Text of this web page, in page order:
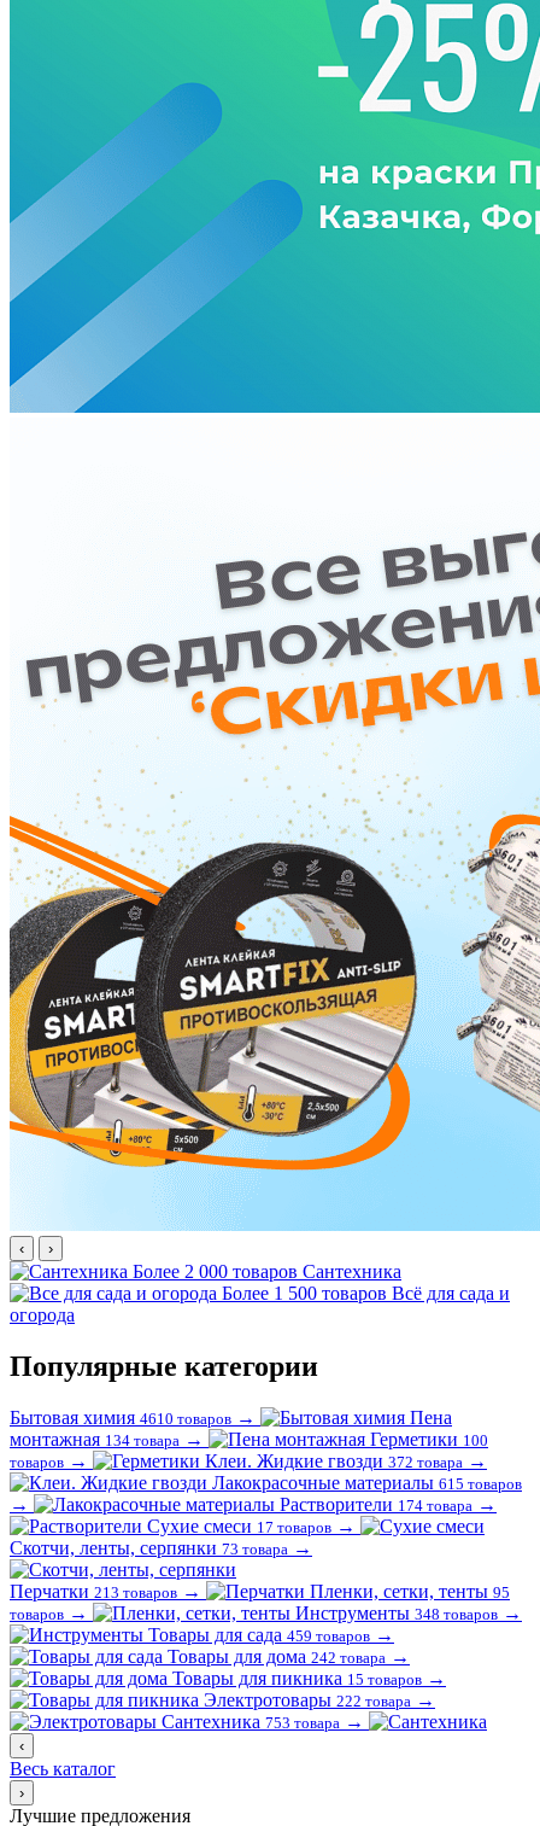
‹ ›
Более 2 000 товаров Сантехника
Более 1 500 товаров Всё для сада и
огорода
Популярные категории
Бытовая химия 4610 товаров →
Пена
монтажная 134 товара → Герметики 100
товаров → Клеи. Жидкие гвозди 372 товара →
Лакокрасочные материалы 615 товаров
→ Растворители 174 товара →
Сухие смеси 17 товаров →
Скотчи, ленты, серпянки 73 товара →
Перчатки 213 товаров → Пленки, сетки, тенты 95
товаров → Инструменты 348 товаров →
Товары для сада 459 товаров →
Товары для дома 242 товара →
Товары для пикника 15 товаров →
Электротовары 222 товара →
Сантехника 753 товара →
‹
Весь каталог
›
Лучшие предложения